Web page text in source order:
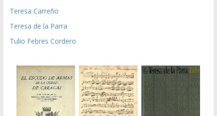
Teresa Carreño
Teresa de la Parra
Tulio Febres Cordero